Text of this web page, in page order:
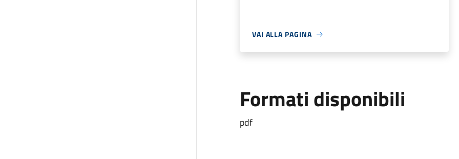
VAI ALLA PAGINA
Formati disponibili
pdf